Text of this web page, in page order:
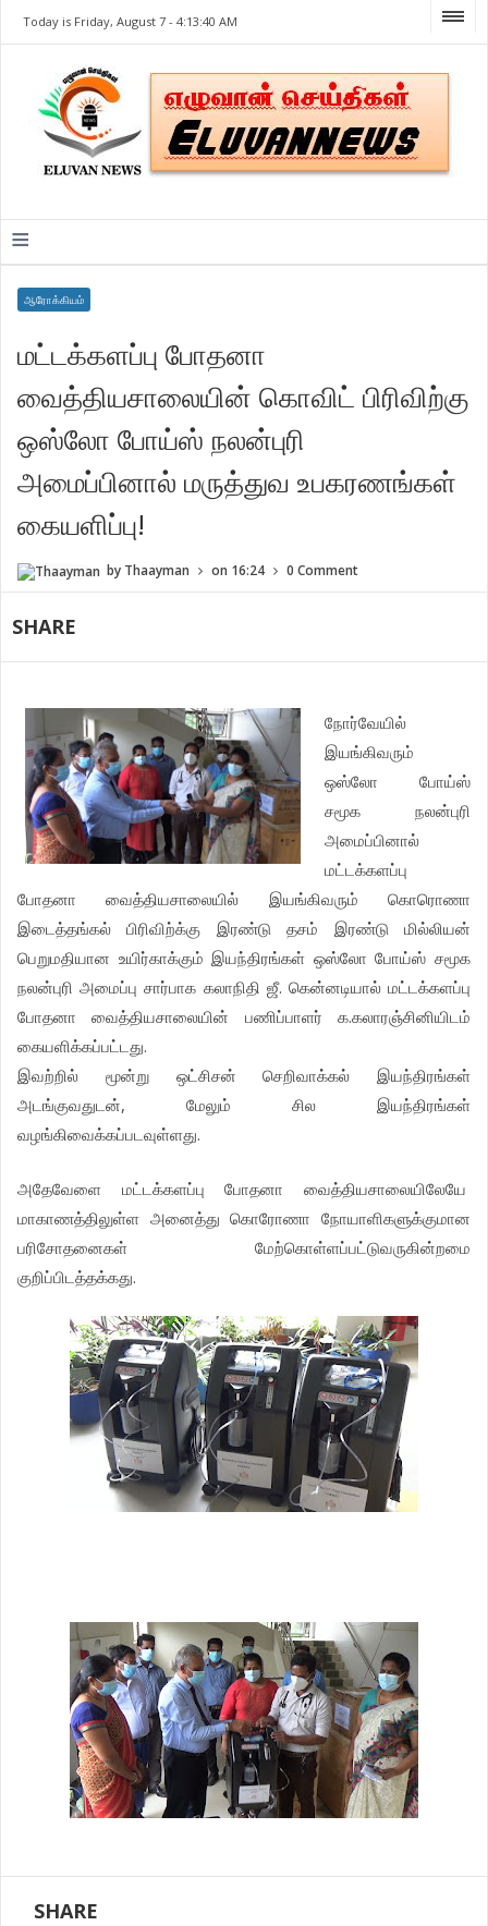
Today is Friday, August 7 -4:13:40 AM
≡
ஆரோக்கியம்
மட்டக்களப்பு போதனா
வைத்தியசாலையின் கொவிட் பிரிவிற்கு
ஒஸ்லோ போய்ஸ் நலன்புரி
அமைப்பினால் மருத்துவ உபகரணங்கள்
கையளிப்பு!
by Thaayman on 16:24 0 Comment
SHARE
நோர்வேயில்
இயங்கிவரும்
ஒஸ்லோ போய்ஸ்
சமூக நலன்புரி
அமைப்பினால்
மட்டக்களப்பு
போதனா வைத்தியசாலையில் இயங்கிவரும் கொரொணா
இடைத்தங்கல் பிரிவிற்க்கு இரண்டு தசம் இரண்டு மில்லியன்
பெறுமதியான உயிர்காக்கும் இயந்திரங்கள் ஒஸ்லோ போய்ஸ் சமூக
நலன்புரி அமைப்பு சார்பாக கலாநிதி ஜீ. கென்னடியால் மட்டக்களப்பு
போதனா வைத்தியசாலையின் பணிப்பாளர் க.கலாரஞ்சினியிடம்
கையளிக்கப்பட்டது.
இவற்றில் மூன்று ஒட்சிசன் செறிவாக்கல் இயந்திரங்கள்
அடங்குவதுடன், மேலும் சில இயந்திரங்கள்
வழங்கிவைக்கப்படவுள்ளது.
அதேவேளை மட்டக்களப்பு போதனா வைத்தியசாலையிலேயே
மாகாணத்திலுள்ள அனைத்து கொரோணா நோயாளிகளுக்குமான
பரிசோதனைகள் மேற்கொள்ளப்பட்டுவருகின்றமை
குறிப்பிடத்தக்கது.
SHARE